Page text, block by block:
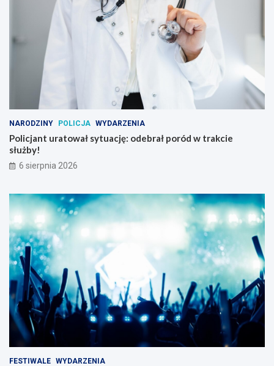
NARODZINY POLICJA WYDARZENIA
Policjant uratował sytuację: odebrał poród w trakcie
służby!
6 sierpnia 2026
FESTIWALE WYDARZENIA